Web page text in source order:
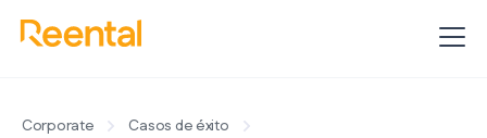
Corporate
Casos de éxito